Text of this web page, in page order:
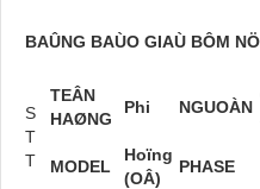
BAÛNG BAÙO GIAÙ BÔM
S
T
T
TEÂN
HAØNG
Phi NGUOÀN
MODEL
Hoïng
(OÂ)
PHASE